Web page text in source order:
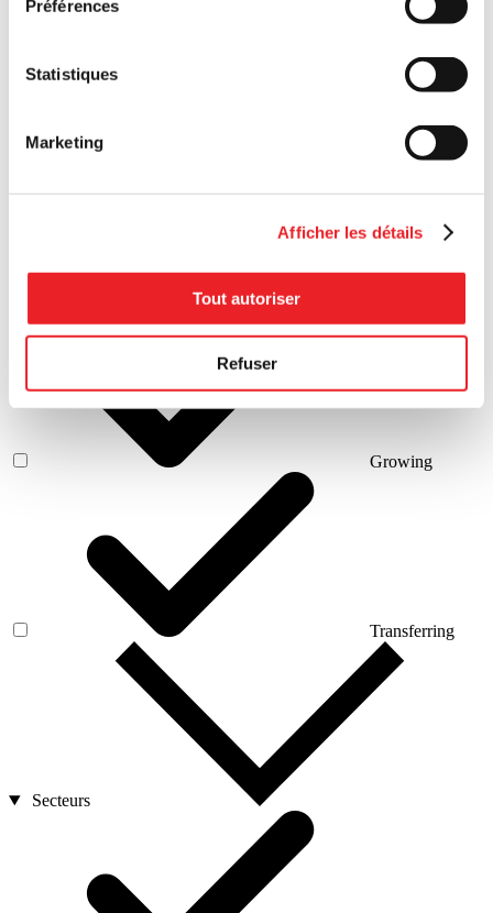
Préférences
Statistiques
Marketing
Afficher les détails
Tout autoriser
Refuser
Pre-seed stage
Growing
Transferring
Secteurs